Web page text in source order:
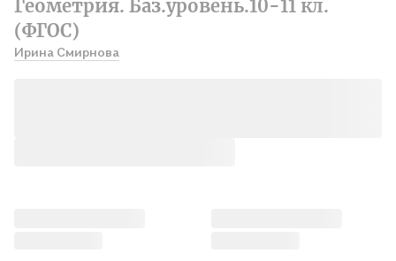
Геометрия. Баз.уровень.10-11 кл.
(ФГОС)
Ирина Смирнова